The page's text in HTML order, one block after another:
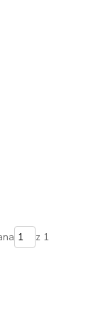
z 1